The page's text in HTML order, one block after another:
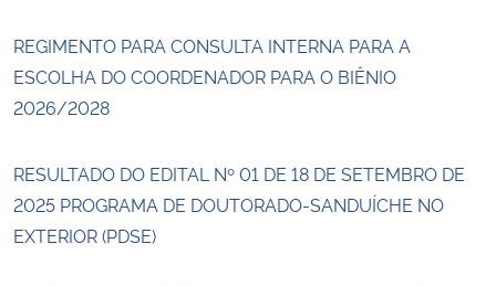
REGIMENTO PARA CONSULTA INTERNA PARA A
ESCOLHA DO COORDENADOR PARA O BIÊNIO
2026/2028
RESULTADO DO EDITAL Nº 01 DE 18 DE SETEMBRO DE
2025 PROGRAMA DE DOUTORADO-SANDUÍCHE NO
EXTERIOR (PDSE)